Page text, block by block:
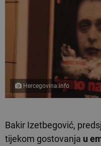
Hercegovina.info
Bakir Izetbegović,
tijekom gostovanja u